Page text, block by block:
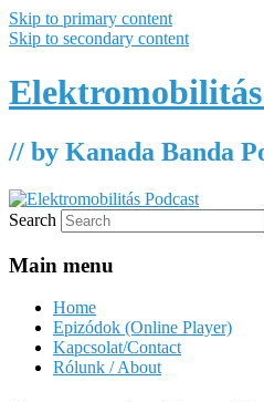
Skip to primary content
Skip to secondary content
Elektromobilitás
// by Kanada Banda
Search
Main menu
Home
Epizódok (Online Player)
Kapcsolat/Contact
Rólunk / About